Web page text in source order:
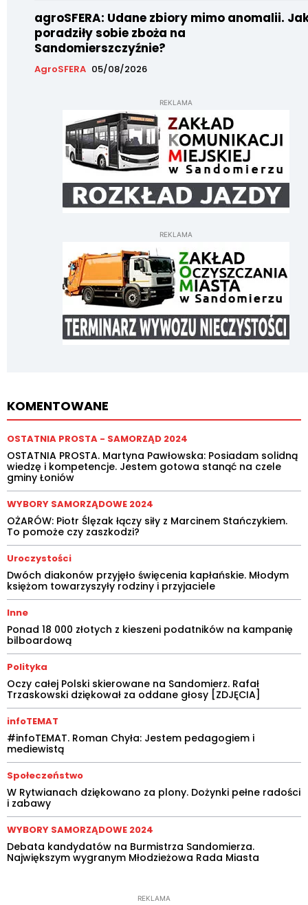
agroSFERA: Udane zbiory mimo anomalii.
poradziły sobie zboża na
Sandomierszczyźnie?
AgroSFERA 05/08/2026
REKLAMA
REKLAMA
KOMENTOWANE
OSTATNIA PROSTA - SAMORZĄD 2024
OSTATNIA PROSTA. Martyna Pawłowska: Posiadam solidną
wiedzę i kompetencje. Jestem gotowa stanąć na czele
gminy Łoniów
WYBORY SAMORZĄDOWE 2024
OŻARÓW: Piotr Ślęzak łączy siły z Marcinem Stańczykiem.
To pomoże czy zaszkodzi?
Uroczystości
Dwóch diakonów przyjęło święcenia kapłańskie. Młodym
księżom towarzyszyły rodziny i przyjaciele
Inne
Ponad 18 000 złotych z kieszeni podatników na kampanię
bilboardową
Polityka
Oczy całej Polski skierowane na Sandomierz. Rafał
Trzaskowski dziękował za oddane głosy [ZDJĘCIA]
infoTEMAT
#infoTEMAT. Roman Chyła: Jestem pedagogiem i
mediewistą
Społeczeństwo
W Rytwianach dziękowano za plony. Dożynki pełne radości
i zabawy
WYBORY SAMORZĄDOWE 2024
Debata kandydatów na Burmistrza Sandomierza.
Największym wygranym Młodzieżowa Rada Miasta
REKLAMA